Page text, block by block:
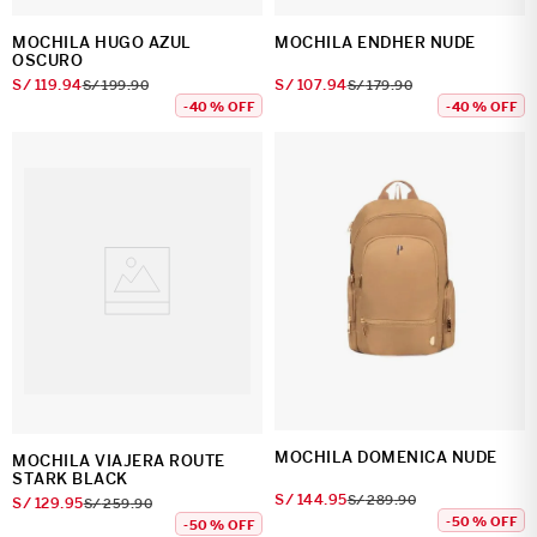
MOCHILA HUGO AZUL
OSCURO
S/ 119.94S/199.90
-40 % OFF
MOCHILA ENDHER NUDE
S/ 107.94S/179.90
-40 % OFF
MOCHILA VIAJERA ROUTE
STARK BLACK
S/ 129.95S/259.90
-50 % OFF
MOCHILA DOMENICA NUDE
S/ 144.95S/289.90
-50 % OFF